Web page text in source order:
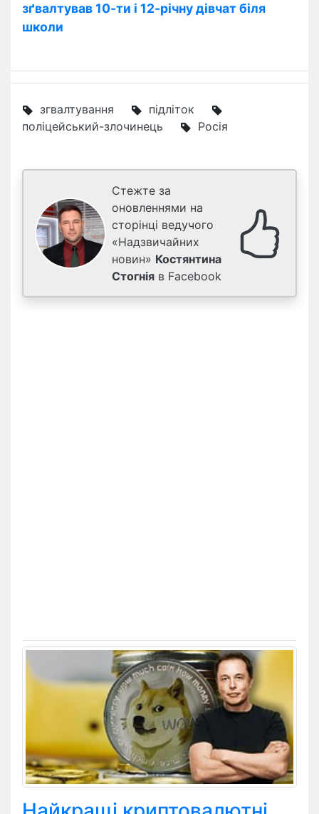
зґвалтував 10-ти і 12-річну дівчат біля
школи
згвалтування
підліток
поліцейський-злочинець
Росія
Стежте за
оновленнями на
сторінці ведучого
«Надзвичайних
новин» Костянтина
Стогнія в Facebook